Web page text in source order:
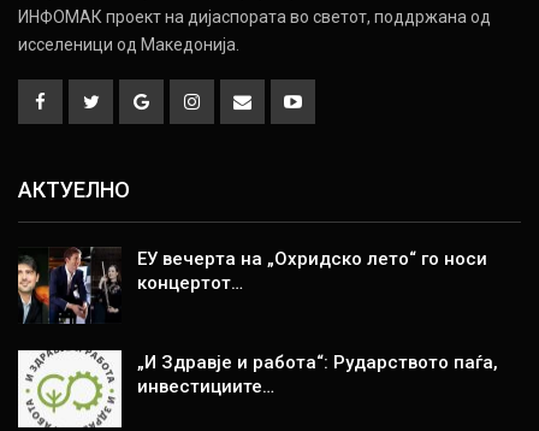
ИНФОМАК проект на дијаспората во светот, поддржана од
исселеници од Македонија.
АКТУЕЛНО
ЕУ вечерта на „Охридско лето“ го носи
концертот…
„И Здравје и работа“: Рударството паѓа,
инвестициите…